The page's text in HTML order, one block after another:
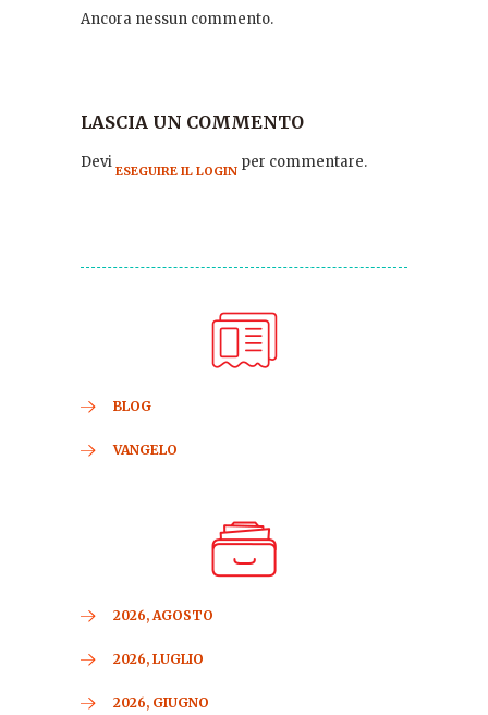
Ancora nessun commento.
LASCIA UN COMMENTO
Devi ESEGUIRE IL LOGIN per commentare.
BLOG
VANGELO
2026, AGOSTO
2026, LUGLIO
2026, GIUGNO